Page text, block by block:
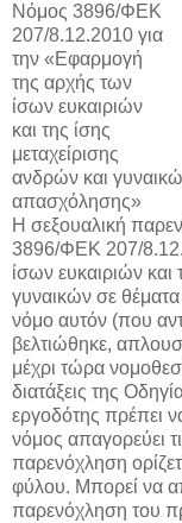
Νόμος 3896/ΦΕΚ
207/8.12.2010 για
την «Εφαρμογή
της αρχής των
ίσων ευκαιριών
και της ίσης
μεταχείρισης
ανδρών και
απασχόλησης»
Η σεξουαλική
3896/ΦΕΚ 207/
ίσων ευκαιριών και
γυναικών σε
νόμο αυτόν (που
βελτιώθηκε,
μέχρι τώρα
διατάξεις της
εργοδότης πρέπει
νόμος απαγορεύει
παρενόχληση
φύλου. Μπορεί να
παρενόχληση του